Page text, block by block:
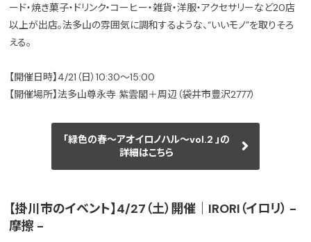
ード・焼き菓子・ドリンク・コーヒー・雑貨・洋服・アクセサリーなど20店
以上が出店。法多山の雰囲気に調和するような、“いいモノ”を取りそろ
える。
【開催日時】4/21（日）10:30〜15:00
【開催場所】法多山尊永寺 紫雲閣＋周辺（袋井市豊沢2777）
「緑色の春〜アオイロノハル〜vol.2 」の
詳細はこちら
【掛川市のイベント】4/27（土）開催｜IRORI（イロリ） -
摩擦 -